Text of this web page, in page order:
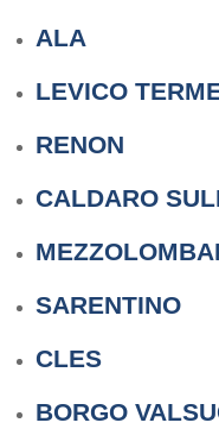
ALA
LEVICO
RENON
CALDARO
SARENTINO
CLES
BORGO